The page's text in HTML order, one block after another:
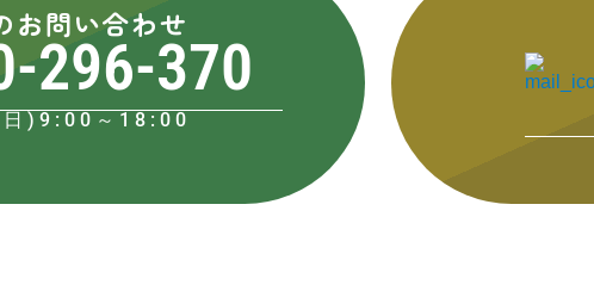
お問い合わせ
296-370
日)9:00～18:00